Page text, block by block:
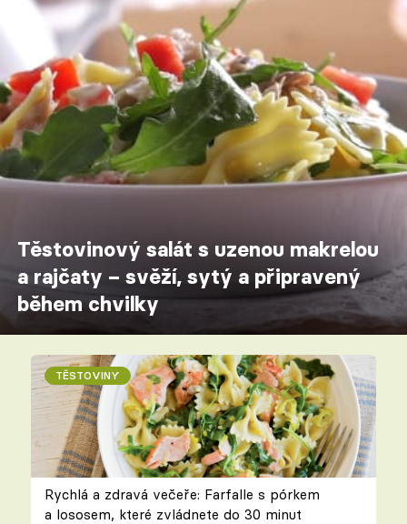
Těstovinový salát s uzenou makrelou
a rajčaty – svěží, sytý a připravený
během chvilky
TĚSTOVINY
Rychlá a zdravá večeře: Farfalle s pórkem
a lososem, které zvládnete do 30 minut